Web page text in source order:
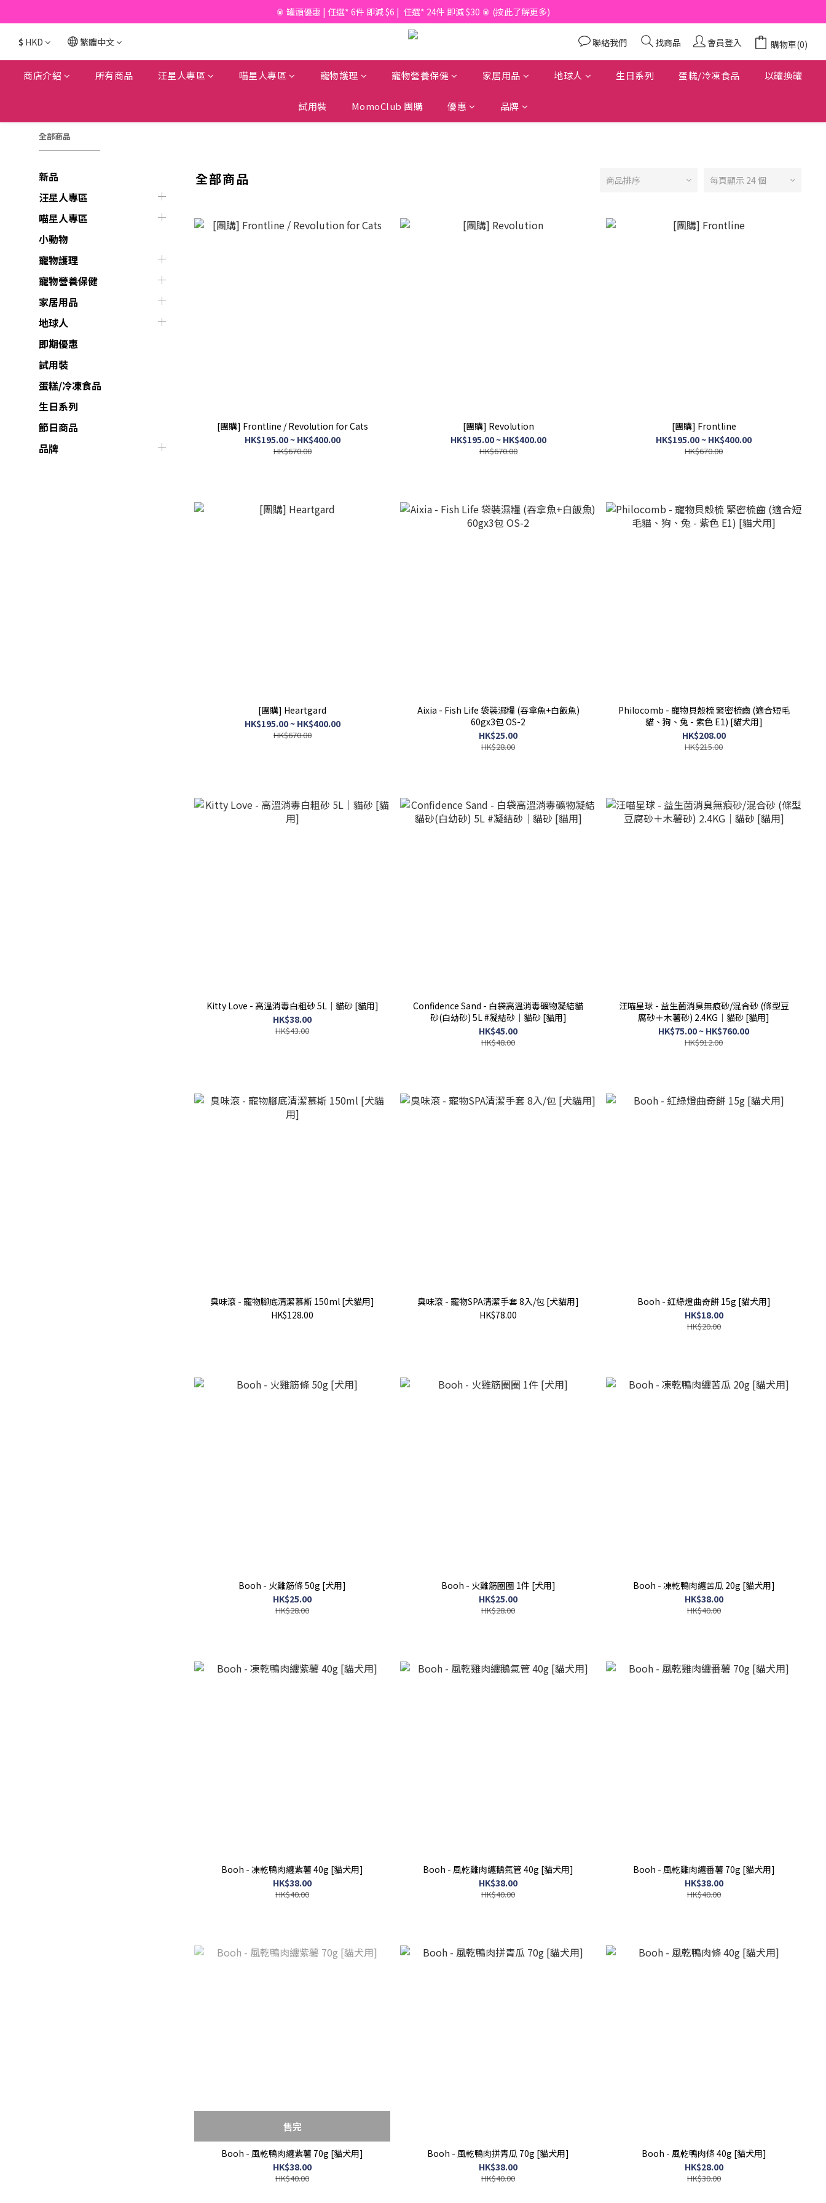
📦滿$150起免香港運費*  |  📦 滿$600起免澳門運費*
🥫 罐頭優惠 | 任選* 6件 即減 $6 |  任選* 24件 即減 $30 🥫 (按此了解更多)
📦滿$150起免香港運費*  |  📦 滿$600起免澳門運費*
$ HKD 繁體中文 聯絡我們 找商品 會員登入 購物車(0)
商店介紹 所有商品 汪星人專區 喵星人專區 寵物護理 寵物營養保健 家居用品 地球人 生日系列 蛋糕/冷凍食品 以罐換罐
試用裝 MomoClub 團購 優惠 品牌
全部商品
新品
汪星人專區
喵星人專區
小動物
寵物護理
寵物營養保健
家居用品
地球人
即期優惠
試用裝
蛋糕/冷凍食品
生日系列
節日商品
品牌
全部商品 商品排序 每頁顯示 24 個
[團購] Frontline / Revolution for Cats
HK$195.00 ~ HK$400.00
HK$670.00
[團購] Revolution
HK$195.00 ~ HK$400.00
HK$670.00
[團購] Frontline
HK$195.00 ~ HK$400.00
HK$670.00
[團購] Heartgard
HK$195.00 ~ HK$400.00
HK$670.00
Aixia - Fish Life 袋裝濕糧 (吞拿魚+白飯魚)
60gx3包 OS-2
HK$25.00
HK$28.00
Philocomb - 寵物貝殼梳 緊密梳齒 (適合短毛
貓、狗、兔 - 紫色 E1) [貓犬用]
HK$208.00
HK$215.00
Kitty Love - 高溫消毒白粗砂 5L｜貓砂 [貓用]
HK$38.00
HK$43.00
Confidence Sand - 白袋高溫消毒礦物凝結貓
砂(白幼砂) 5L #凝結砂｜貓砂 [貓用]
HK$45.00
HK$48.00
汪喵星球 - 益生菌消臭無痕砂/混合砂 (條型豆
腐砂＋木薯砂) 2.4KG｜貓砂 [貓用]
HK$75.00 ~ HK$760.00
HK$912.00
臭味滾 - 寵物腳底清潔慕斯 150ml [犬貓用]
HK$128.00
臭味滾 - 寵物SPA清潔手套 8入/包 [犬貓用]
HK$78.00
Booh - 紅綠燈曲奇餅 15g [貓犬用]
HK$18.00
HK$20.00
Booh - 火雞筋條 50g [犬用]
HK$25.00
HK$28.00
Booh - 火雞筋圈圈 1件 [犬用]
HK$25.00
HK$28.00
Booh - 凍乾鴨肉纏苦瓜 20g [貓犬用]
HK$38.00
HK$40.00
Booh - 凍乾鴨肉纏紫薯 40g [貓犬用]
HK$38.00
HK$40.00
Booh - 風乾雞肉纏鵝氣管 40g [貓犬用]
HK$38.00
HK$40.00
Booh - 風乾雞肉纏番薯 70g [貓犬用]
HK$38.00
HK$40.00
售完
Booh - 風乾鴨肉纏紫薯 70g [貓犬用]
HK$38.00
HK$40.00
Booh - 風乾鴨肉拼青瓜 70g [貓犬用]
HK$38.00
HK$40.00
Booh - 風乾鴨肉條 40g [貓犬用]
HK$28.00
HK$30.00